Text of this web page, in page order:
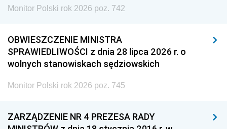
Monitor Polski rok 2026 poz. 742
OBWIESZCZENIE MINISTRA
SPRAWIEDLIWOŚCI z dnia 28 lipca 2026 r. o
wolnych stanowiskach sędziowskich
Monitor Polski rok 2026 poz. 745
ZARZĄDZENIE NR 4 PREZESA RADY